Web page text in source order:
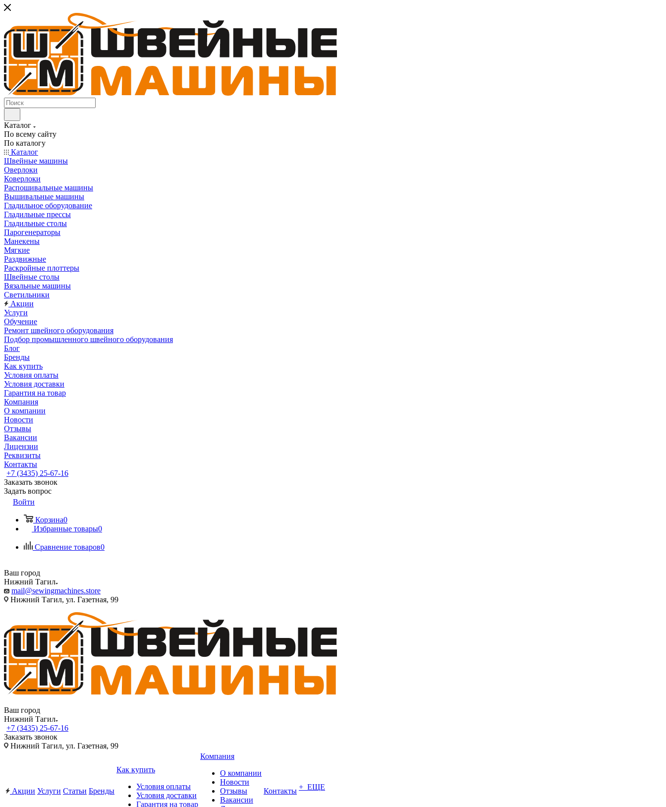
Каталог
По всему сайту
По каталогу
Каталог
Швейные машины
Оверлоки
Коверлоки
Распошивальные машины
Вышивальные машины
Гладильное оборудование
Гладильные прессы
Гладильные столы
Парогенераторы
Манекены
Мягкие
Раздвижные
Раскройные плоттеры
Швейные столы
Вязальные машины
Светильники
Акции
Услуги
Обучение
Ремонт швейного оборудования
Подбор промышленного швейного оборудования
Блог
Бренды
Как купить
Условия оплаты
Условия доставки
Гарантия на товар
Компания
О компании
Новости
Отзывы
Вакансии
Лицензии
Реквизиты
Контакты
+7 (3435) 25-67-16
Заказать звонок
Задать вопрос
Войти
Корзина0
Избранные товары0
Сравнение товаров0
Ваш город
Нижний Тагил
mail@sewingmachines.store
Нижний Тагил, ул. Газетная, 99
Ваш город
Нижний Тагил
+7 (3435) 25-67-16
Заказать звонок
Нижний Тагил, ул. Газетная, 99
Акции Услуги Статьи Бренды
Как купить
Условия оплаты
Условия доставки
Гарантия на товар
Компания
О компании
Новости
Отзывы
Вакансии
Контакты + ЕЩЕ